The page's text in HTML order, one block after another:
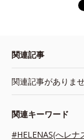
関連記事
関連記事がありませ
関連キーワード
#HELENAS(へレナ